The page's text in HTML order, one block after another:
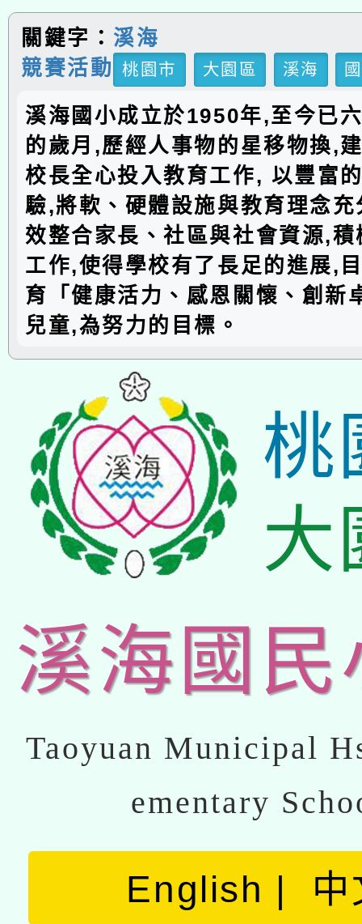
關鍵字： 溪海
競賽活動
桃園市 大園區 溪海
溪海國小成立於1950年,至今已
的歲月,歷經人事物的星移物換,
校長全心投入教育工作, 以豐富
驗,將軟、硬體設施與教育理念
效整合家長、社區與社會資源,
工作,使得學校有了長足的進展,
育「健康活力、感恩關懷、創新
兒童,為努力的目標。
桃
大
溪海國民
Taoyuan Municipal
ementary
English 中